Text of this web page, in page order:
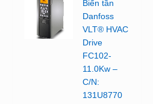
Biến tần
Danfoss
VLT® HVAC
Drive
FC102-
11.0Kw –
C/N:
131U8770